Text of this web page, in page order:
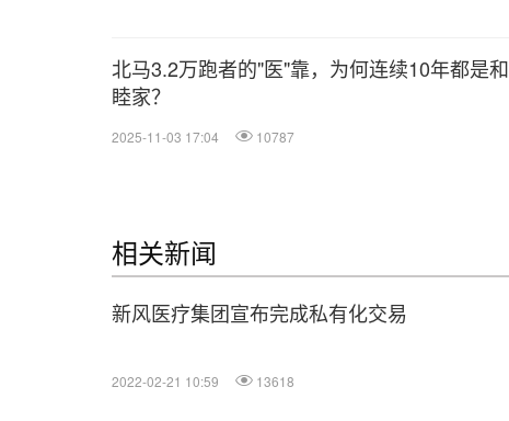
北马3.2万跑者的"医"靠，为何连续10年都是和
睦家？
2025-11-03 17:04 10787
相关新闻
新风医疗集团宣布完成私有化交易
2022-02-21 10:59 13618